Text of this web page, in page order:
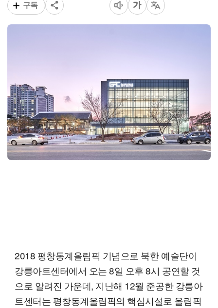
구독
2018 평창동계올림픽 기념으로 북한 예술단이
강릉아트센터에서 오는 8일 오후 8시 공연할 것
으로 알려진 가운데, 지난해 12월 준공한 강릉아
트센터는 평창동계올림픽의 핵심시설로 올림픽